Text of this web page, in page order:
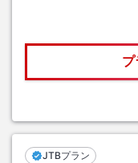
JTBプラン